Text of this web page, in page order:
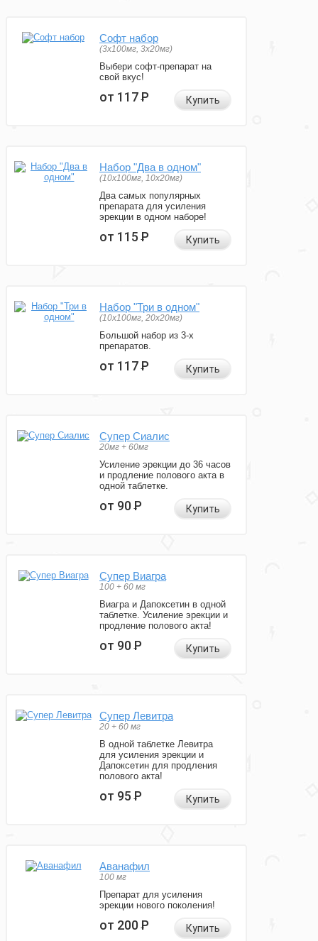
Софт набор
(3x100мг, 3x20мг)
Выбери софт-препарат на
свой вкус!
от 117Р Купить
Набор "Два в одном"
(10x100мг, 10x20мг)
Два самых популярных
препарата для усиления
эрекции в одном наборе!
от 115Р Купить
Набор "Три в одном"
(10x100мг, 20x20мг)
Большой набор из 3-х
препаратов.
от 117Р Купить
Супер Сиалис
20мг + 60мг
Усиление эрекции до 36 часов
и продление полового акта в
одной таблетке.
от 90Р Купить
Супер Виагра
100 + 60 мг
Виагра и Дапоксетин в одной
таблетке. Усиление эрекции и
продление полового акта!
от 90Р Купить
Супер Левитра
20 + 60 мг
В одной таблетке Левитра
для усиления эрекции и
Дапоксетин для продления
полового акта!
от 95Р Купить
Аванафил
100 мг
Препарат для усиления
эрекции нового поколения!
от 200Р Купить